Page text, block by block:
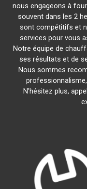
nous engageons à
souvent dans les 2
sont compétitifs et
services pour vous
Notre équipe de
ses résultats et de
Nous sommes
N'hésitez plus,